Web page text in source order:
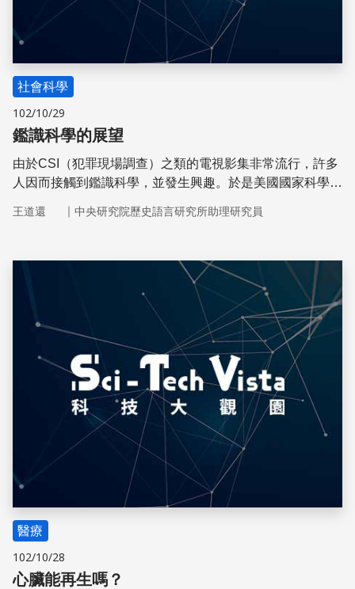
社會科學
102/10/29
鑑識科學的展望
由於CSI（犯罪現場調查）之類的電視影集非常流行，許多
人因而接觸到鑑識科學，並發生興趣。於是美國國家科學院
現況做了評估。
王道還 ｜ 中央研究院歷史語言研究所助理研究員
儲存
醫療
102/10/28
心臟能再生嗎？